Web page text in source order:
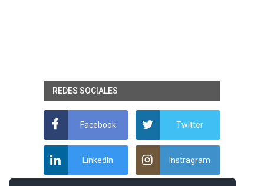
REDES SOCIALES
Facebook Twitter
LinkedIn Instragram